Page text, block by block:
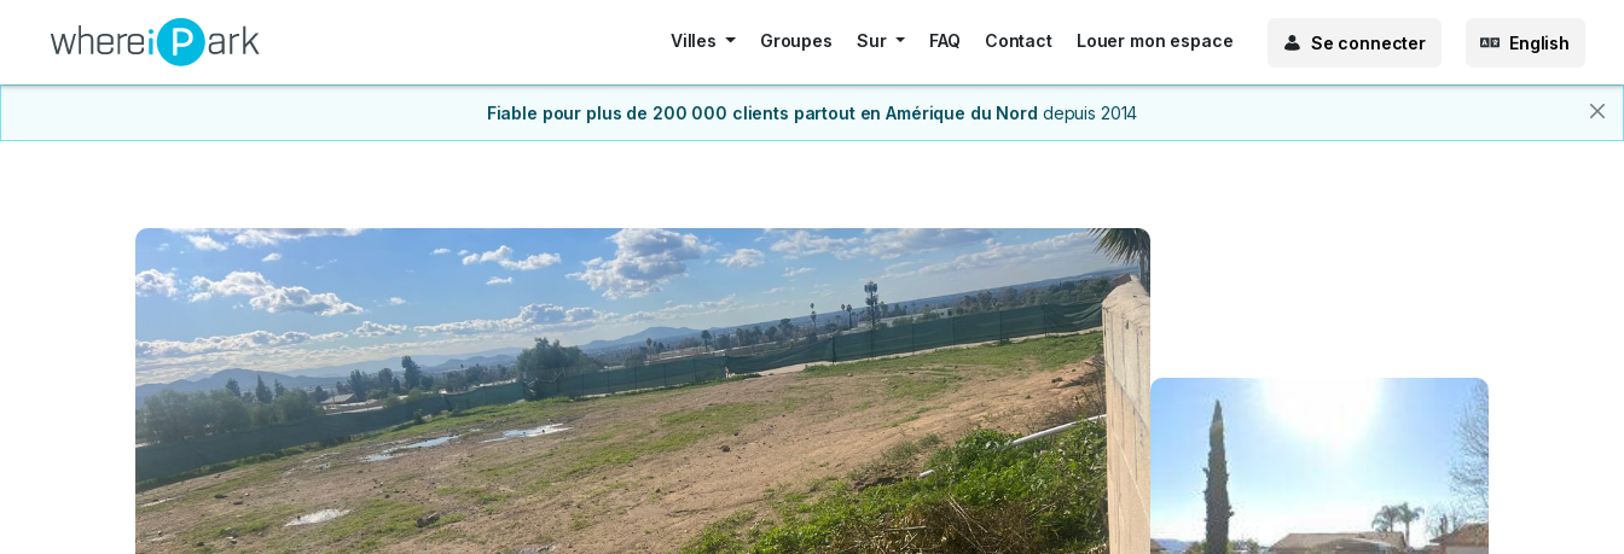
Villes Groupes Sur FAQ Contact Louer mon espace Se connecter English
Fiable pour plus de 200 000 clients partout en Amérique du Nord depuis 2014